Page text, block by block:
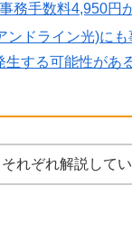
務手数料4,950円
ンドライン光)に
生する可能性があ
それぞれ解説して